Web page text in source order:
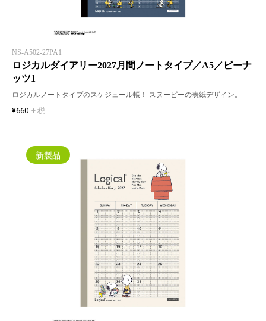
NS-A502-27PA1
ロジカルダイアリー2027月間ノートタイプ／A5／ピーナ
ッツ1
ロジカルノートタイプのスケジュール帳！ スヌーピーの表紙デザイン。
¥660 + 税
新製品